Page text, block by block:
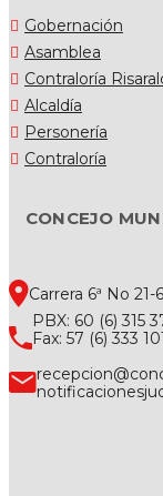
Gobernación
Asamblea
Contraloría
Alcaldía
Personería
Contraloría
CONCEJO
Carrera 6ª No
PBX: 60 (6) 315
Fax: 57 (6) 333